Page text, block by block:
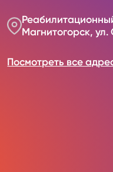
Магнитогорск,
Посмотреть все